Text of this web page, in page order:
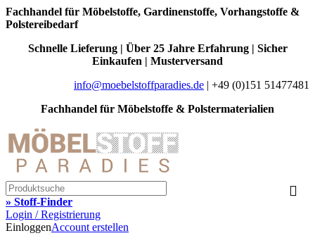
Fachhandel für Möbelstoffe, Gardinenstoffe, Vorhangstoffe &
Polstereibedarf
Schnelle Lieferung | Über 25 Jahre Erfahrung | Sicher
Einkaufen | Musterversand
info@moebelstoffparadies.de | +49 (0)151 51477481
Fachhandel für Möbelstoffe & Polstermaterialien
» Stoff-Finder
Login / Registrierung
EinloggenAccount erstellen